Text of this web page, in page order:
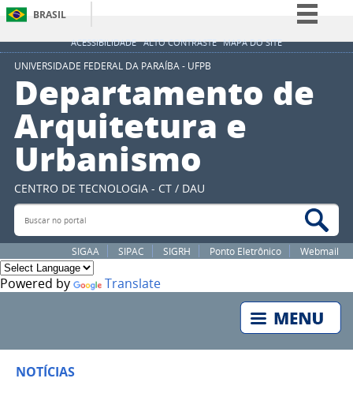
ACESSIBILIDADE ALTO CONTRASTE MAPA DO SITE
BRASIL
Simplifique!
Participe
Legislação
UNIVERSIDADE FEDERAL DA PARAÍBA - UFPB
Departamento de
Arquitetura e
Urbanismo
CENTRO DE TECNOLOGIA - CT / DAU
Buscar no portal
SIGAA SIPAC SIGRH Ponto Eletrônico Webmail
Powered by Translate
NOTÍCIAS